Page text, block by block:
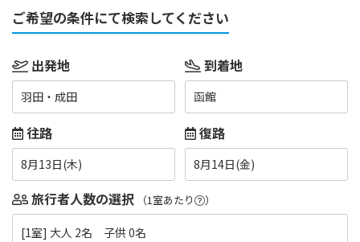
ご希望の条件にて検索してください
出発地
羽田・成田
到着地
函館
往路
8月13日(木)
復路
8月14日(金)
旅行者人数の選択 （1室あたり ）
[1室] 大人 2名 子供 0名